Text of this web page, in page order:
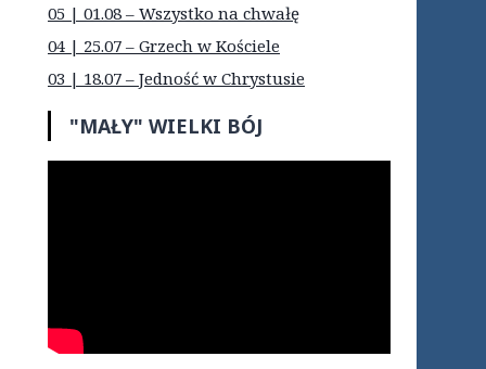
05 | 01.08 – Wszystko na chwałę
04 | 25.07 – Grzech w Kościele
03 | 18.07 – Jedność w Chrystusie
"MAŁY" WIELKI BÓJ